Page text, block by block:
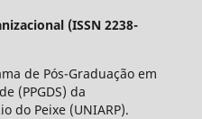
(ISSN 2238-
de Pós-Graduação em
(PPGDS) da
do Peixe (UNIARP).